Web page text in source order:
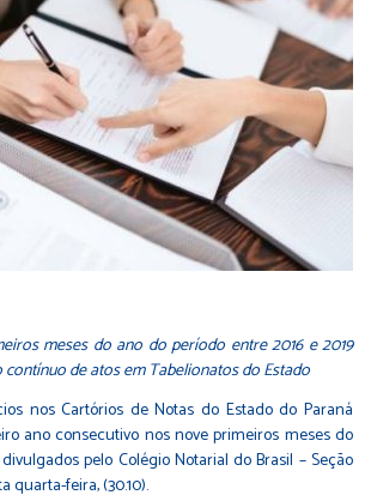
meses do ano do período entre 2016 e 2019
de atos em Tabelionatos do Estado
nos Cartórios de Notas do Estado do Paraná
ano consecutivo nos nove primeiros meses do
pelo Colégio Notarial do Brasil – Seção
quarta-feira, (30.10).